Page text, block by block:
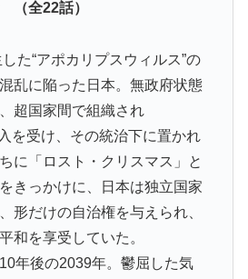
（全22話）
た“アポカリプスウィルス”の
乱に陥った日本。無政府状態
超国家間で組織され
を受け、その統治下に置かれ
に「ロスト・クリスマス」と
きっかけに、日本は独立国家
形だけの自治権を与えられ、
和を享受していた。
年後の2039年。鬱屈した気